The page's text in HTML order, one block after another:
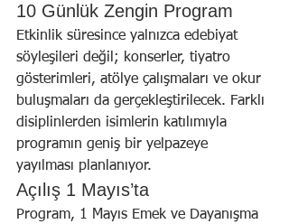
10 Günlük Zengin Program
Etkinlik süresince yalnızca edebiyat
söyleşileri değil; konserler, tiyatro
gösterimleri, atölye çalışmaları ve okur
buluşmaları da gerçekleştirilecek. Farklı
disiplinlerden isimlerin katılımıyla
programın geniş bir yelpazeye
yayılması planlanıyor.
Açılış 1 Mayıs’ta
Program, 1 Mayıs Emek ve Dayanışma